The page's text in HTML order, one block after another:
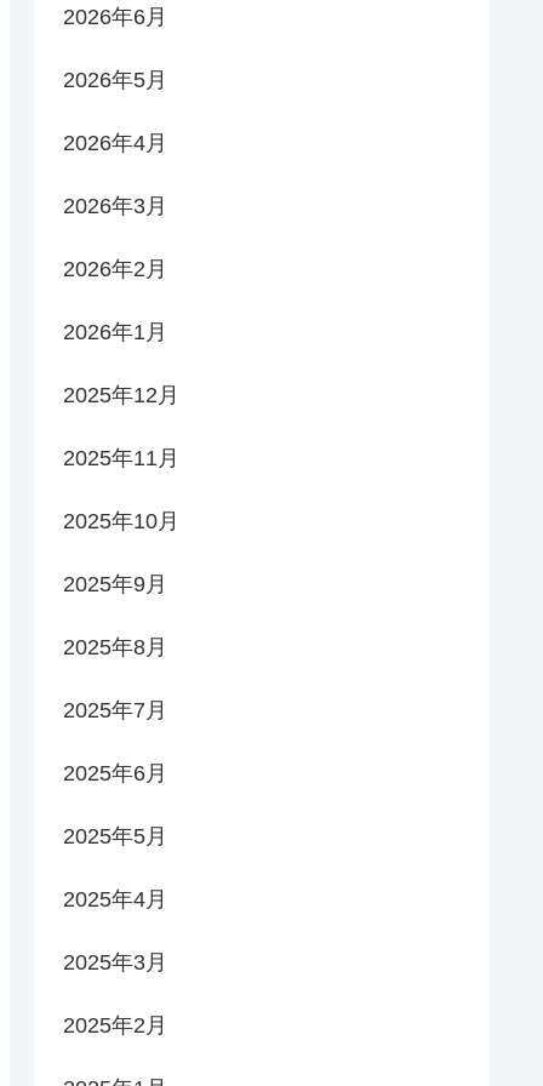
2026年6月
2026年5月
2026年4月
2026年3月
2026年2月
2026年1月
2025年12月
2025年11月
2025年10月
2025年9月
2025年8月
2025年7月
2025年6月
2025年5月
2025年4月
2025年3月
2025年2月